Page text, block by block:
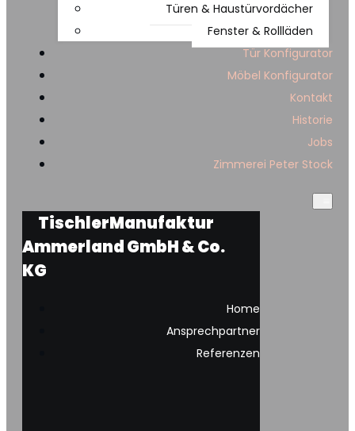
Türen & Haustürvordächer
Fenster & Rollläden
Tür Konfigurator
Möbel Konfigurator
Kontakt
Historie
Jobs
Zimmerei Peter Stock
TischlerManufaktur
Ammerland GmbH & Co.
KG
Home
Ansprechpartner
Referenzen